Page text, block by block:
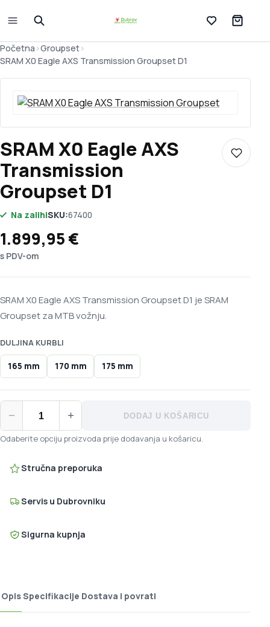
Lista želja
Početna >Groupset>
SRAM X0 Eagle AXS Transmission Groupset D1
SRAM X0 Eagle AXS
Transmission
Groupset D1
Dodaj
Na zalihiSKU:67400
1.899,95€
s PDV-om
SRAM X0 Eagle AXS Transmission Groupset D1 je SRAM
Groupset za MTB vožnju.
DULJINA KURBLI
165 mm 170 mm 175 mm
−
SRAM X0 Eagle AXS Transmission Groupset D1 količina
+ DODAJ U KOŠARICU
Odaberite opciju proizvoda prije dodavanja u košaricu.
Stručna preporuka
Servis u Dubrovniku
Sigurna kupnja
OpisSpecifikacije Dostava i povrati